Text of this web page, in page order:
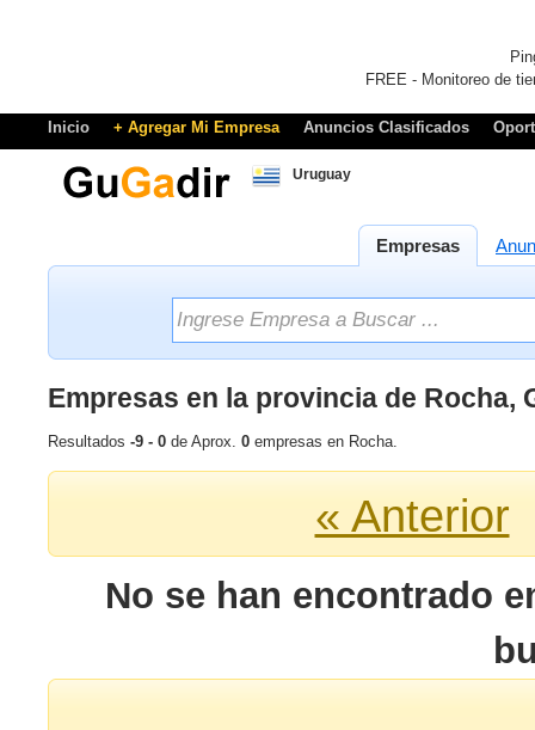
FREE - Monitoreo de
Inicio + Agregar Mi Empresa Anuncios Clasificados
Uruguay
Empresas
Empresas en la provincia de Rocha,
Resultados -9 - 0 de Aprox. 0 empresas en Rocha.
« Anterior
No se han encontrado